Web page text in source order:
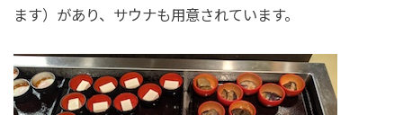
ます）があり、サウナも用意されています。